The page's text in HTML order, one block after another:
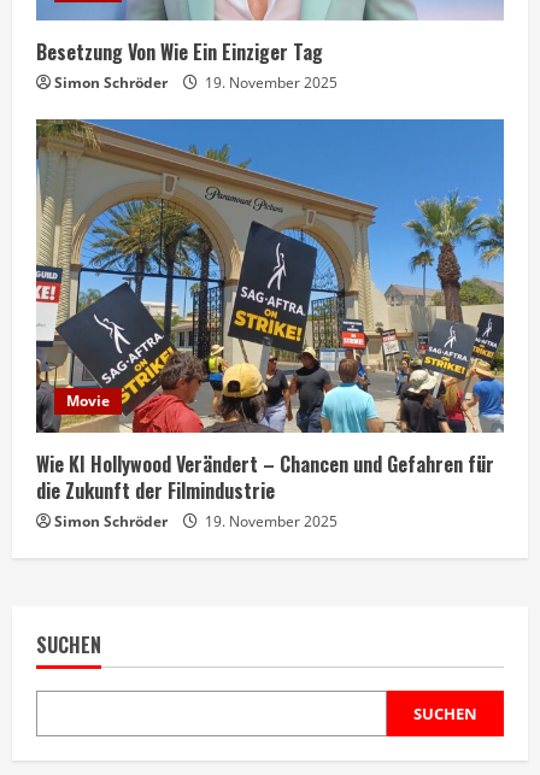
Besetzung Von Wie Ein Einziger Tag
Simon Schröder 19. November 2025
Movie
Wie KI Hollywood Verändert – Chancen und Gefahren für
die Zukunft der Filmindustrie
Simon Schröder 19. November 2025
SUCHEN
SUCHEN